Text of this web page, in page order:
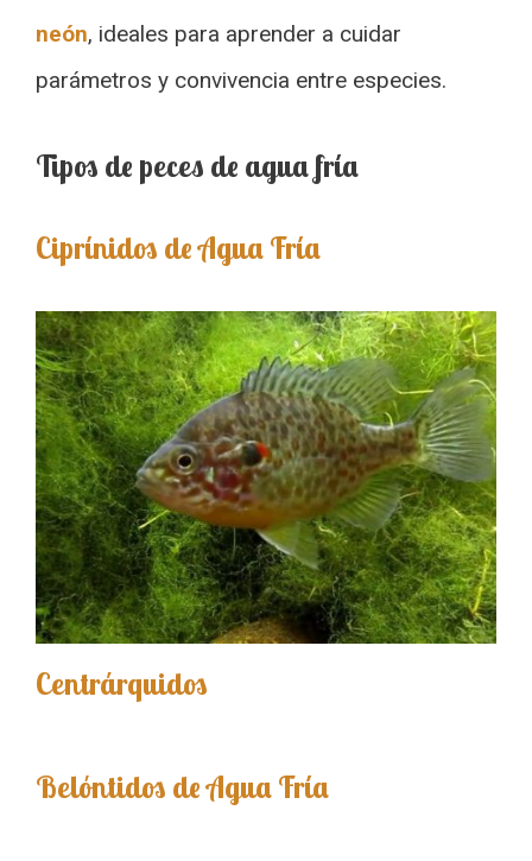
neón, ideales para aprender a cuidar
parámetros y convivencia entre especies.
Tipos de peces de agua fría
Ciprínidos de Agua Fría
Centrárquidos
Belóntidos de Agua Fría